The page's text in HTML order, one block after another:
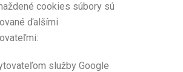
cookies súbory sú
ďalšími
služby Google